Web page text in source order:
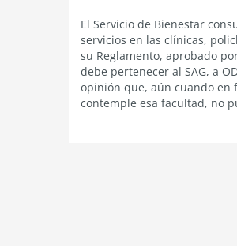
El Servicio de Bienestar
servicios en las clínicas,
su Reglamento, aprobado
debe pertenecer al SAG, a
opinión que, aún cuando en
contemple esa facultad, no